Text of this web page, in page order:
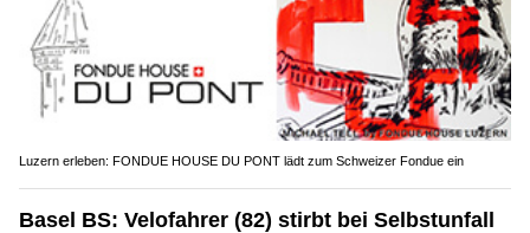
Luzern erleben: FONDUE HOUSE DU PONT lädt zum Schweizer Fondue ein
Basel BS: Velofahrer (82) stirbt bei Selbstunfall